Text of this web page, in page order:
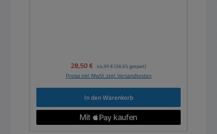
Verkaufspreis:
28,50 € Regulärer Preis:
44,95 € (36.6% gespart)
Preise inkl. MwSt. zzgl. Versandkosten
In den Warenkorb